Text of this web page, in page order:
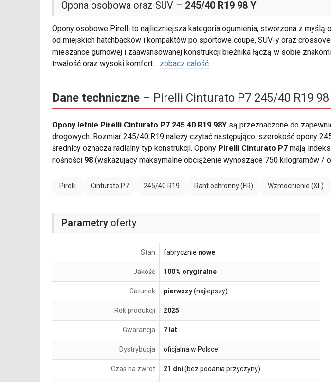
Opona osobowa oraz SUV – 245/40 R19 98 Y
Opony osobowe Pirelli to najliczniejsza kategoria ogumienia, stworzona z myślą
od miejskich hatchbacków i kompaktów po sportowe coupe, SUV-y oraz
mieszance gumowej i zaawansowanej konstrukcji bieżnika łączą w sobie
trwałość oraz wysoki komfort... zobacz całość
Dane techniczne – Pirelli Cinturato P7 245/40 R19 98
Opony letnie Pirelli Cinturato P7 245 40 R19 98Y są przeznaczone do
drogowych. Rozmiar 245/40 R19 należy czytać następująco: szerokość opony
średnicy oznacza radialny typ konstrukcji. Opony Pirelli Cinturato P7 mają
nośności 98 (wskazujący maksymalne obciążenie wynoszące 750 kilogramów /
Pirelli Cinturato P7 245/40 R19 Rant ochronny (FR) Wzmocnienie (XL)
Parametry oferty
Stan fabrycznie nowe
Jakość 100% oryginalne
Gatunek pierwszy(najlepszy)
Rok produkcji 2025
Gwarancja 7 lat
Dystrybucja oficjalna w Polsce
Czas na zwrot 21 dni (bez podania przyczyny)